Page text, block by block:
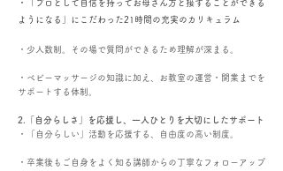
・「プロとして自信を持ってお母さん方と接することができる
ようになる」にこだわった21時間の充実のカリキュラム
・少人数制。その場で質問ができるため理解が深まる。
・ベビーマッサージの知識に加え、お教室の運営・開業までを
サポートする体制。
2.「自分らしさ」を応援し、一人ひとりを大切にしたサポート
・「自分らしい」活動を応援する、自由度の高い制度。
・卒業後もご自身をよく知る講師からの丁寧なフォローアップ